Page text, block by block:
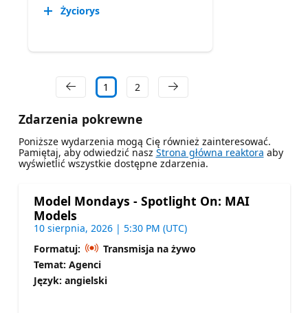
Życiorys
1 2
Zdarzenia pokrewne
Poniższe wydarzenia mogą Cię również zainteresować.
Pamiętaj, aby odwiedzić nasz Strona główna reaktora aby
wyświetlić wszystkie dostępne zdarzenia.
Model Mondays - Spotlight On: MAI
Models
10 sierpnia, 2026 | 5:30 PM (UTC)
Formatuj:
Transmisja na żywo
Temat: Agenci
Język: angielski